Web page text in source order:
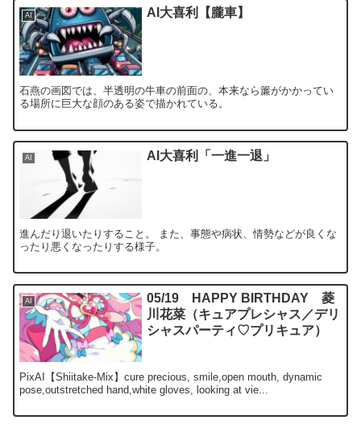
AI AI大喜利【朧車】
石燕の画図では、半透明の牛車の前面の、本来なら簾がかかってい
る場所に巨大な顔のある姿で描かれている。
AI AI大喜利「一進一退」
進んだり退いたりすること。 また、事態や病状、情勢などが良くな
ったり悪くなったりする様子。
AI
05/19 HAPPY BIRTHDAY 菱
川花菜（キュアプレシャス／デリ
シャスパーティ♡プリキュア）
PixAI【Shiitake-Mix】cure precious, smile,open mouth, dynamic
pose,outstretched hand,white gloves, looking at vie...